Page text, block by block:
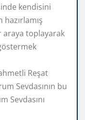
kendisini
araya toplayarak
Reşat
Sevdasının bu
Sevdasını